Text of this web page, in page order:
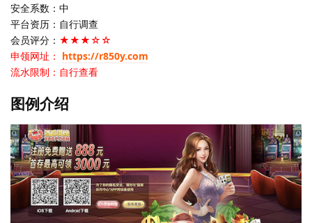
安全系数：中
平台资历：自行调查
会员评分： ★★★☆☆
申领网址： https://r850y.com
流水限制：自行查看
图例介绍